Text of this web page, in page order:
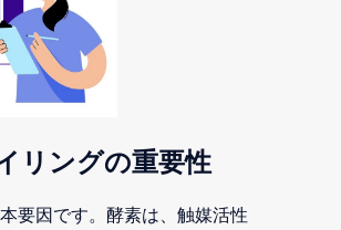
リングの重要性
要因です。酵素は、触媒活性